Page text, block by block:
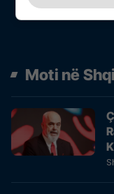
Moti në